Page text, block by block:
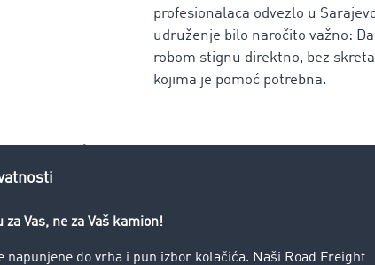
profesionalaca odvezlo u
udruženje bilo naročito važno:
robom stignu direktno, bez
kojima je pomoć potrebna.
pomoći
e.V., koje zastupa interese transportne
poplavama. „I prošle godine smo sakupili pomoć
i izveli transport brzo i bez birokratije. Jasno je da
kaže ambasador transportne branše Gunnar